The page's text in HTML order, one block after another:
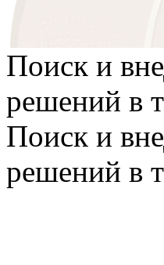
Поиск и
решений в
Поиск и
решений в